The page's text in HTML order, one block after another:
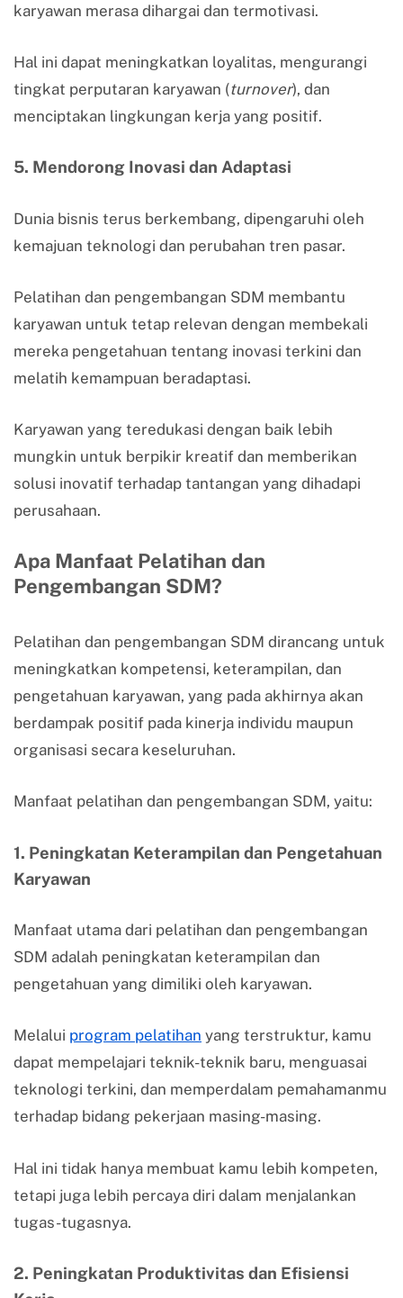
karyawan merasa dihargai dan termotivasi.
Hal ini dapat meningkatkan loyalitas, mengurangi
tingkat perputaran karyawan (turnover), dan
menciptakan lingkungan kerja yang positif.
5. Mendorong Inovasi dan Adaptasi
Dunia bisnis terus berkembang, dipengaruhi oleh
kemajuan teknologi dan perubahan tren pasar.
Pelatihan dan pengembangan SDM membantu
karyawan untuk tetap relevan dengan membekali
mereka pengetahuan tentang inovasi terkini dan
melatih kemampuan beradaptasi.
Karyawan yang teredukasi dengan baik lebih
mungkin untuk berpikir kreatif dan memberikan
solusi inovatif terhadap tantangan yang dihadapi
perusahaan.
Apa Manfaat Pelatihan dan
Pengembangan SDM?
Pelatihan dan pengembangan SDM dirancang untuk
meningkatkan kompetensi, keterampilan, dan
pengetahuan karyawan, yang pada akhirnya akan
berdampak positif pada kinerja individu maupun
organisasi secara keseluruhan.
Manfaat pelatihan dan pengembangan SDM, yaitu:
1. Peningkatan Keterampilan dan Pengetahuan
Karyawan
Manfaat utama dari pelatihan dan pengembangan
SDM adalah peningkatan keterampilan dan
pengetahuan yang dimiliki oleh karyawan.
Melalui program pelatihan yang terstruktur, kamu
dapat mempelajari teknik-teknik baru, menguasai
teknologi terkini, dan memperdalam pemahamanmu
terhadap bidang pekerjaan masing-masing.
Hal ini tidak hanya membuat kamu lebih kompeten,
tetapi juga lebih percaya diri dalam menjalankan
tugas-tugasnya.
2. Peningkatan Produktivitas dan Efisiensi